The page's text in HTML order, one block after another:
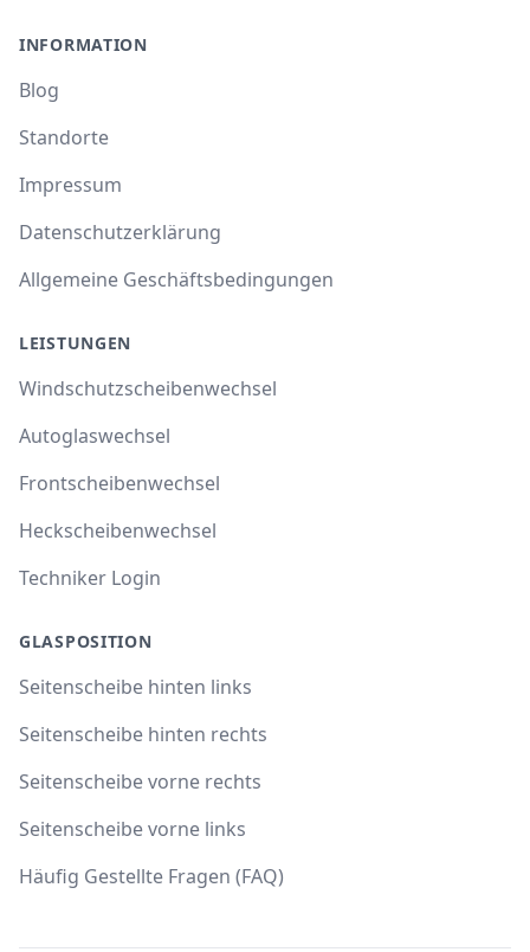
INFORMATION
Blog
Standorte
Impressum
Datenschutzerklärung
Allgemeine Geschäftsbedingungen
LEISTUNGEN
Windschutzscheibenwechsel
Autoglaswechsel
Frontscheibenwechsel
Heckscheibenwechsel
Techniker Login
GLASPOSITION
Seitenscheibe hinten links
Seitenscheibe hinten rechts
Seitenscheibe vorne rechts
Seitenscheibe vorne links
Häufig Gestellte Fragen (FAQ)